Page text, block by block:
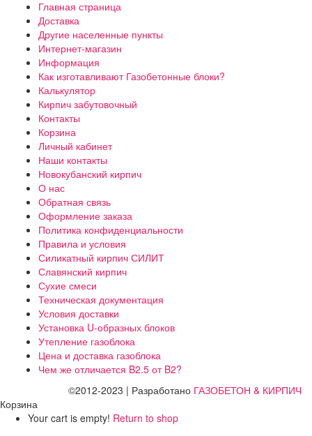
Главная страница
Доставка
Другие населенные пункты
Интернет-магазин
Информация
Как изготавливают Газобетонные блоки?
Калькулятор
Кирпич забутовочный
Контакты
Корзина
Личный кабинет
Наши контакты
Новокубанский кирпич
О нас
Обратная связь
Оформление заказа
Политика конфиденциальности
Правила и условия
Силикатный кирпич СИЛИТ
Славянский кирпич
Сухие смеси
Техническая документация
Условия доставки
Установка U-образных блоков
Утепление газоблока
Цена и доставка газоблока
Чем же отличается B2.5 от B2?
©2012-2023 | Разработано ГАЗОБЕТОН & КИРПИЧ
Корзина
Your cart is empty! Return to shop